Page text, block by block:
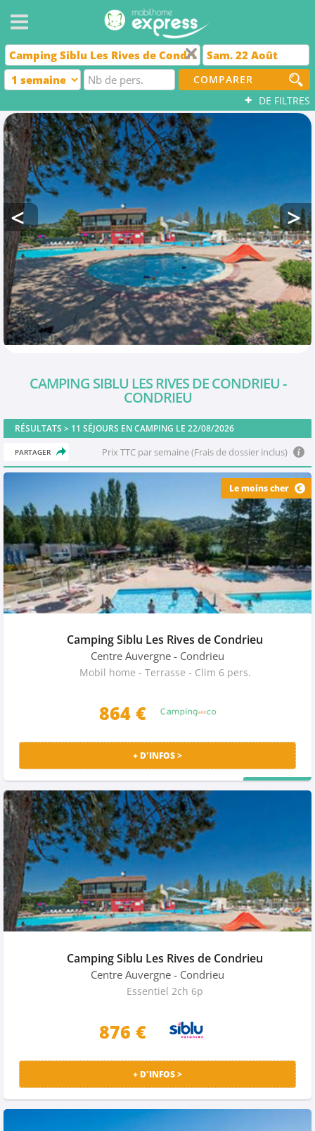
COMPARER
+ DE FILTRES
CAMPING SIBLU LES RIVES DE CONDRIEU -
CONDRIEU
RÉSULTATS > 11 SÉJOURS EN CAMPING LE 22/08/2026
PARTAGER Prix TTC par semaine (Frais de dossier inclus)
Le moins cher
Camping Siblu Les Rives de Condrieu
Centre Auvergne - Condrieu
Mobil home - Terrasse - Clim 6 pers.
864 €
+ D'INFOS >
Camping Siblu Les Rives de Condrieu
Centre Auvergne - Condrieu
Essentiel 2ch 6p
876 €
+ D'INFOS >